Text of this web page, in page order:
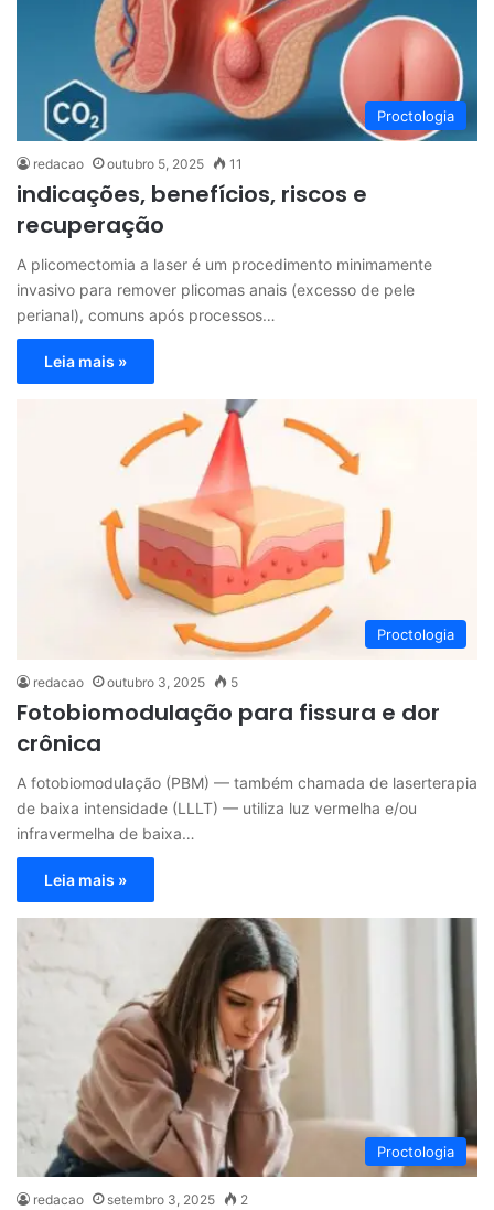
Proctologia
redacao outubro 5, 2025 11
indicações, benefícios, riscos e
recuperação
A plicomectomia a laser é um procedimento minimamente
invasivo para remover plicomas anais (excesso de pele
perianal), comuns após processos…
Leia mais »
Proctologia
redacao outubro 3, 2025 5
Fotobiomodulação para fissura e dor
crônica
A fotobiomodulação (PBM) — também chamada de laserterapia
de baixa intensidade (LLLT) — utiliza luz vermelha e/ou
infravermelha de baixa…
Leia mais »
Proctologia
redacao setembro 3, 2025 2